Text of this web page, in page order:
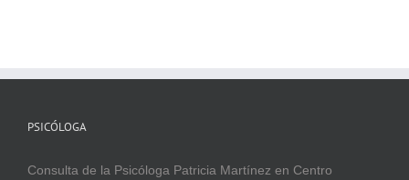
PSICÓLOGA
Consulta de la Psicóloga Patricia Martínez en Centro